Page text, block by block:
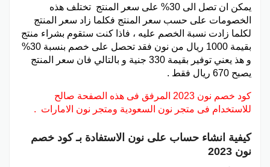
يمكن ان تصل الى 30% على سعر المنتج تختلف هذه
الخصومات على حسب سعر المنتج فكلما زاد سعر المنتج
لكلما زادت نسبة الخصم عليه ، فاذا كنت ستقوم بشراء منتج
بقيمة 1000 ريال من نون فقد تحصل على خصم بنسبة 30%
و هذ يعني توفير بقيمة 330 جنية و بالتالي فان سعر المنتج
يصبح 670 ريال فقط .
كود خصم نون 2023 المرفق فى هذه الصفحة صالح
للاستخدام فى متجر نون السعودية ومتجر نون الامارات .
كيفية انشاء حساب على نون الاستفادة بـ كود خصم
نون 2023